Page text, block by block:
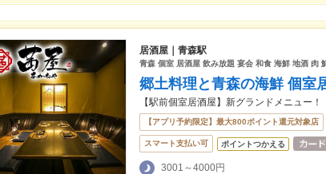
居酒屋｜青森駅
青森 個室 居酒屋 飲み放題 宴会 和食 海鮮 地酒 肉
郷土料理と青森の海鮮 個室
【駅前個室居酒屋】新グランドメニュー！
【アプリ予約限定】最大800ポイント還元対象店
スマート支払い可 ポイントつかえる
3001～4000円